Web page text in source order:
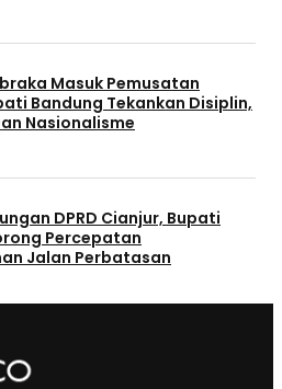
Masuk Pemusatan
Bandung Tekankan Disiplin,
Nasionalisme
DPRD Cianjur, Bupati
Percepatan
Jalan Perbatasan